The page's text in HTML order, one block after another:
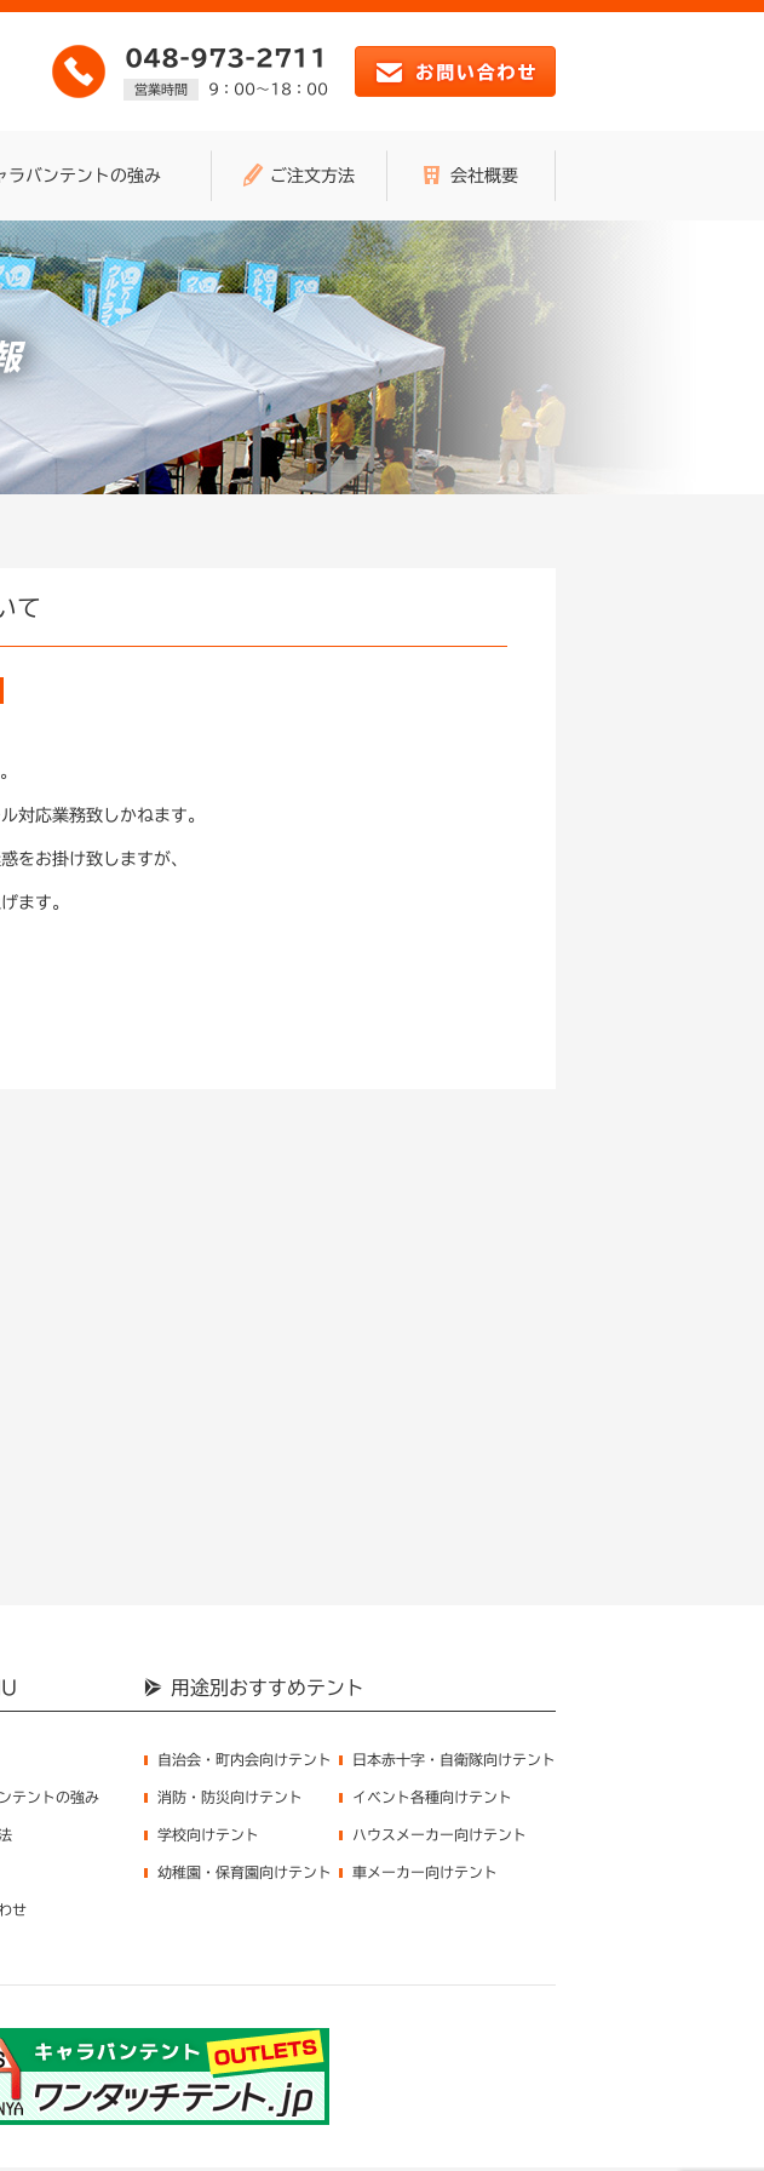
048-973-2711
営業時間 9：00～18：00
ラバンテントの強み ご注文方法 会社概要
て
対応業務致しかねます。
をお掛け致しますが、
ます。
テントの強み
せ
用途別おすすめテント
自治会・町内会向けテント
消防・防災向けテント
学校向けテント
幼稚園・保育園向けテント
日本赤十字・自衛隊向けテント
イベント各種向けテント
ハウスメーカー向けテント
車メーカー向けテント